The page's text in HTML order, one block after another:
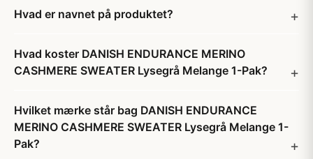
Hvad er navnet på produktet?
Hvad koster DANISH ENDURANCE MERINO
CASHMERE SWEATER Lysegrå Melange 1-Pak?
Hvilket mærke står bag DANISH ENDURANCE
MERINO CASHMERE SWEATER Lysegrå Melange 1-
Pak?